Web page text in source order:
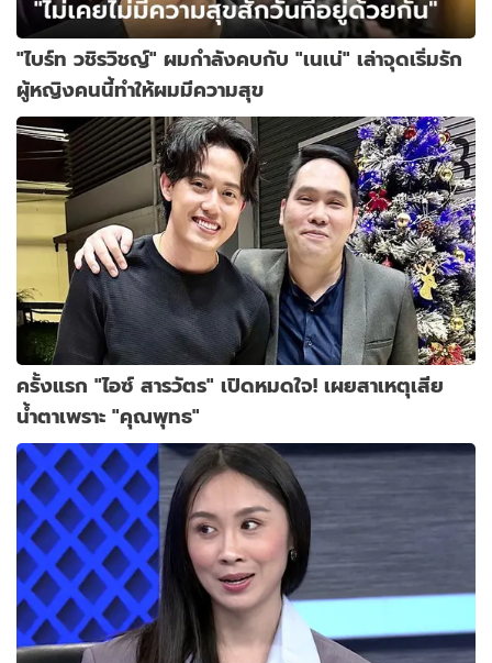
"ไบร์ท วชิรวิชญ์" ผมกำลังคบกับ "เนเน่" เล่าจุดเริ่มรัก
ผู้หญิงคนนี้ทำให้ผมมีความสุข
ครั้งแรก "ไอซ์ สารวัตร" เปิดหมดใจ! เผยสาเหตุเสีย
น้ำตาเพราะ "คุณพุทธ"